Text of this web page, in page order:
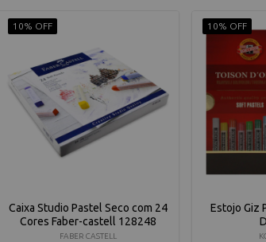
10% OFF
Caixa Studio Pastel Seco com 24
Cores Faber-castell 128248
FABER CASTELL
10% OFF
Estojo Giz